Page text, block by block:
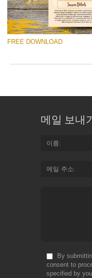
FREE DOWNLOAD
메일 보내기
이름
메일 주소
By
consent to
specified by